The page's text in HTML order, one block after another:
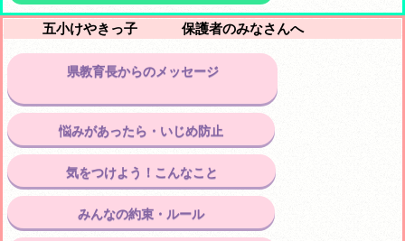
五小けやきっ子 保護者のみなさんへ
県教育長からのメッセージ
悩みがあったら・いじめ防止
気をつけよう！こんなこと
みんなの約束・ルール